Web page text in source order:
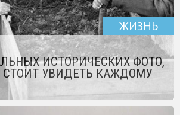
ЖИЗНЬ
ИСТОРИЧЕСКИХ ФОТО,
СТОИТ УВИДЕТЬ КАЖДОМУ